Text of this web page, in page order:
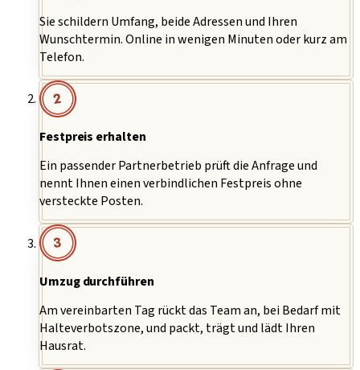
Sie schildern Umfang, beide Adressen und Ihren
Wunschtermin. Online in wenigen Minuten oder kurz am
Telefon.
2
Festpreis erhalten
Ein passender Partnerbetrieb prüft die Anfrage und
nennt Ihnen einen verbindlichen Festpreis ohne
versteckte Posten.
3
Umzug durchführen
Am vereinbarten Tag rückt das Team an, bei Bedarf mit
Halteverbotszone, und packt, trägt und lädt Ihren
Hausrat.